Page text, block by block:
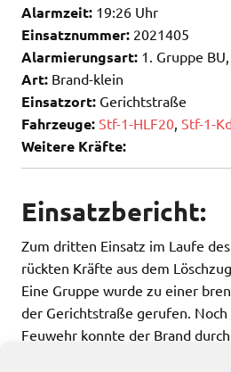
Alarmzeit: 19:26 Uhr
Einsatznummer: 2021405
Alarmierungsart: 1. Gruppe
Art: Brand-klein
Einsatzort: Gerichtstraße
Fahrzeuge: Stf-1-HLF20 Stf-1-
Weitere Kräfte:
Einsatzbericht:
Zum dritten Einsatz im Laufe
rückten Kräfte aus dem
Eine Gruppe wurde zu einer
der Gerichtstraße gerufen.
Feuwehr konnte der Brand